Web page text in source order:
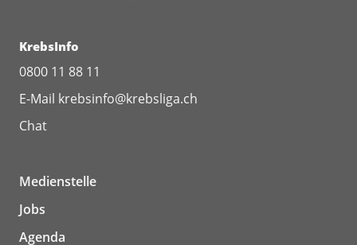
KrebsInfo
0800 11 88 11
E-Mail krebsinfo@krebsliga.ch
Chat
Medienstelle
Jobs
Agenda